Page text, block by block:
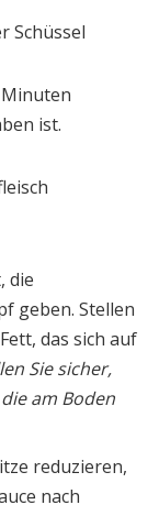
Minuten
ist.
die
geben. Stellen
das sich auf
Sie sicher,
am Boden
reduzieren,
nach